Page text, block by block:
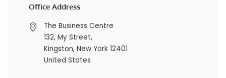
Office Address
The Business Centre
132, My Street,
Kingston, New York 12401
United States